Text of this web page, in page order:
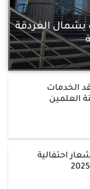
بشمال الغردقة
الخدمات
العلمين
احتفالية